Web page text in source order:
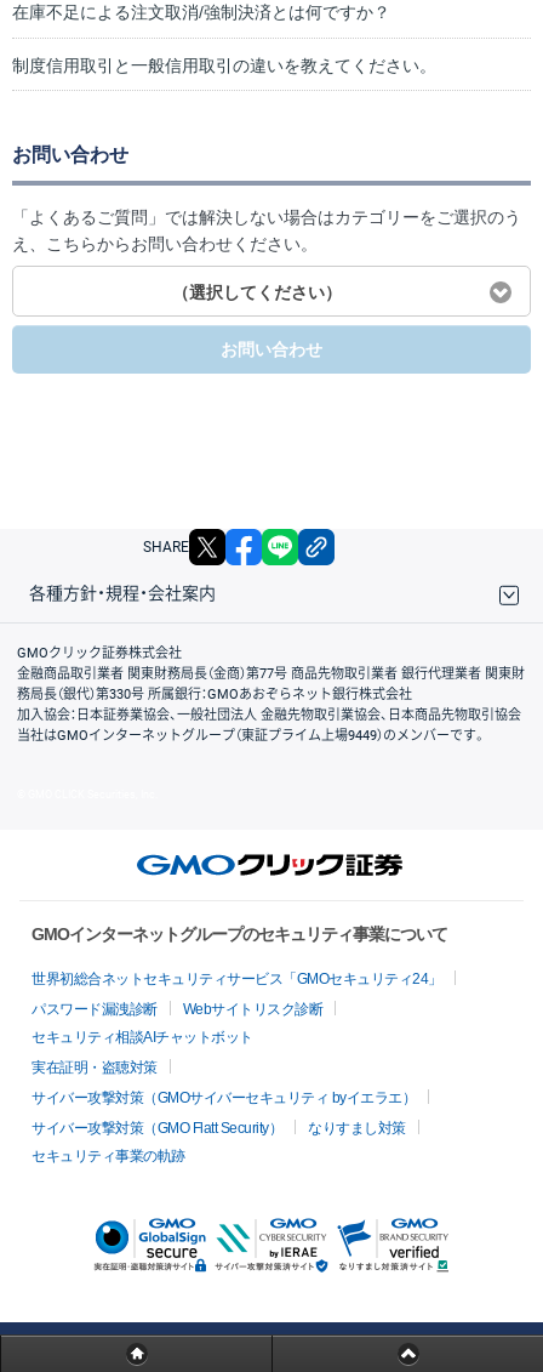
在庫不足による注文取消/強制決済とは何ですか？
制度信用取引と一般信用取引の違いを教えてください。
お問い合わせ
「よくあるご質問」では解決しない場合はカテゴリーをご選択のう
え、こちらからお問い合わせください。
（選択してください）
お問い合わせ
SHARE X facebook
各種方針・規程・会社案内
取引規程・約款
サイトマップ
その他のご案内
個人情報保護方針
最良執行方針
サイトのご利用について
ディスクレイマー
信託保全
リスク説明
会社案内
GMOクリック証券株式会社
金融商品取引業者 関東財務局長（金商）第77号 商品先物取引業者 銀行代理業者 関東財
務局長（銀代）第330号 所属銀行：GMOあおぞらネット銀行株式会社
加入協会：日本証券業協会、一般社団法人 金融先物取引業協会、日本商品先物取引協会
当社はGMOインターネットグループ（東証プライム上場9449）のメンバーです。
GMOインターネットグループのセキュリティ事業について
世界初総合ネットセキュリティサービス「GMOセキュリティ24」
パスワード漏洩診断
Webサイトリスク診断
セキュリティ相談AIチャットボット
実在証明・盗聴対策
サイバー攻撃対策（GMOサイバーセキュリティ byイエラエ）
サイバー攻撃対策（GMO Flatt Security）
なりすまし対策
セキュリティ事業の軌跡